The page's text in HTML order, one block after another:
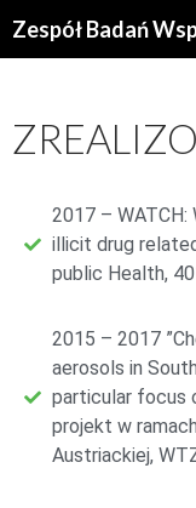
2017 –
illicit drug
public Health,
2015 – 2017
aerosols in
particular focus
projekt w
Austriackiej,